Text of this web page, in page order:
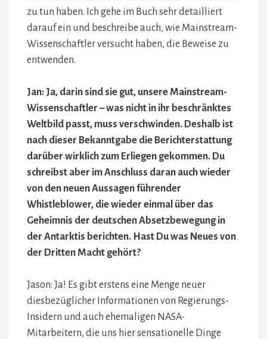
zu tun haben. Ich gehe im Buch sehr detailliert
darauf ein und beschreibe auch, wie Mainstream-
Wissenschaftler versucht haben, die Beweise zu
entwenden.
Jan: Ja, darin sind sie gut, unsere Mainstream-
Wissenschaftler – was nicht in ihr beschränktes
Weltbild passt, muss verschwinden. Deshalb ist
nach dieser Bekanntgabe die Berichterstattung
darüber wirklich zum Erliegen gekommen. Du
schreibst aber im Anschluss daran auch wieder
von den neuen Aussagen führender
Whistleblower, die wieder einmal über das
Geheimnis der deutschen Absetzbewegung in
der Antarktis berichten. Hast Du was Neues von
der Dritten Macht gehört?
Jason: Ja! Es gibt erstens eine Menge neuer
diesbezüglicher Informationen von Regierungs-
Insidern und auch ehemaligen NASA-
Mitarbeitern, die uns hier sensationelle Dinge